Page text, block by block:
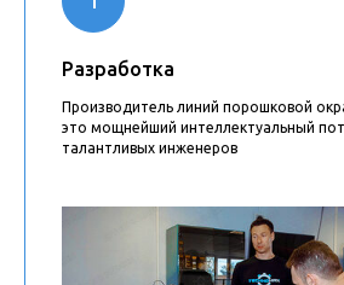
Разработка
Производитель линий порошковой
это мощнейший интеллектуальный
талантливых инженеров